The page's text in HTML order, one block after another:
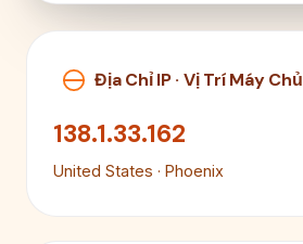
Địa Chỉ IP · Vị Trí Máy Chủ
138.1.33.162
United States · Phoenix